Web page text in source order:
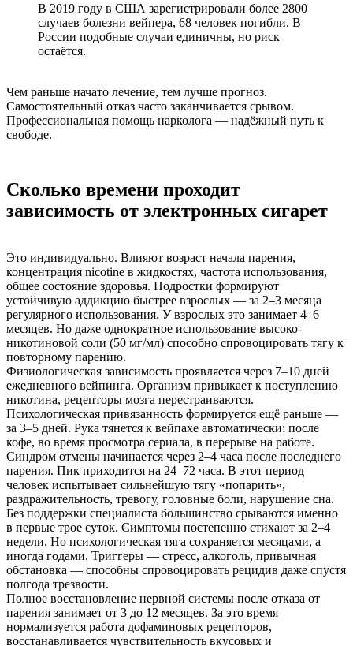
В 2019 году в США зарегистрировали более 2800
случаев болезни вейпера, 68 человек погибли. В
России подобные случаи единичны, но риск
остаётся.
Чем раньше начато лечение, тем лучше прогноз.
Самостоятельный отказ часто заканчивается срывом.
Профессиональная помощь нарколога — надёжный путь к
свободе.
Сколько времени проходит
зависимость от электронных сигарет
Это индивидуально. Влияют возраст начала парения,
концентрация nicotine в жидкостях, частота использования,
общее состояние здоровья. Подростки формируют
устойчивую аддикцию быстрее взрослых — за 2–3 месяца
регулярного использования. У взрослых это занимает 4–6
месяцев. Но даже однократное использование высоко-
никотиновой соли (50 мг/мл) способно спровоцировать тягу к
повторному парению.
Физиологическая зависимость проявляется через 7–10 дней
ежедневного вейпинга. Организм привыкает к поступлению
никотина, рецепторы мозга перестраиваются.
Психологическая привязанность формируется ещё раньше —
за 3–5 дней. Рука тянется к вейпахе автоматически: после
кофе, во время просмотра сериала, в перерыве на работе.
Синдром отмены начинается через 2–4 часа после последнего
парения. Пик приходится на 24–72 часа. В этот период
человек испытывает сильнейшую тягу «попарить»,
раздражительность, тревогу, головные боли, нарушение сна.
Без поддержки специалиста большинство срываются именно
в первые трое суток. Симптомы постепенно стихают за 2–4
недели. Но психологическая тяга сохраняется месяцами, а
иногда годами. Триггеры — стресс, алкоголь, привычная
обстановка — способны спровоцировать рецидив даже спустя
полгода трезвости.
Полное восстановление нервной системы после отказа от
парения занимает от 3 до 12 месяцев. За это время
нормализуется работа дофаминовых рецепторов,
восстанавливается чувствительность вкусовых и